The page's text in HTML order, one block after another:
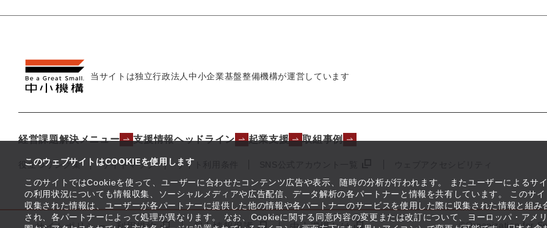
このウェブサイトはCOOKIEを使用します
このサイトではCookieを使って、ユーザーに合わせたコンテンツ広告や表示、随時の分析が行われます。 またユーザーによるサ
の利用状況についても情報収集、ソーシャルメディアや広告配信、データ解析の各パートナーと情報を共有しています。 このサ
収集された情報は、ユーザーが各パートナーに提供した他の情報や各パートナーのサービスを使用した際に収集された情報と組み
され、各パートナーによって処理が異なります。 なお、Cookieに関する同意内容の変更または改訂について、ヨーロッパ・アメ
当サイトは独立行政法人中小企業基盤整備機構が運営しています
経営課題解決メニュー 支援情報ヘッドライン 起業支援 取組事例
役立つリンク集 サイトマップ サイト利用条件
©Organization for